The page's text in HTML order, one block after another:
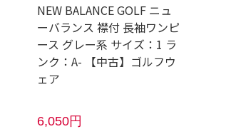
NEW BALANCE GOLF ニュ
ーバランス 襟付 長袖ワンピ
ース グレー系 サイズ：1 ラ
ンク：A- 【中古】ゴルフウ
ェア
6,050円